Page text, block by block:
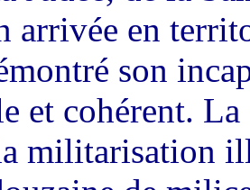
arrivée en
son
et cohérent.
militarisation